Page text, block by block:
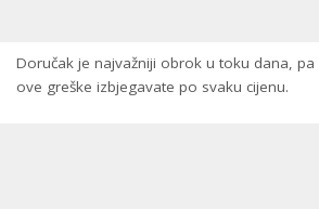
Doručak je najvažniji obrok u toku dana,
ove greške izbjegavate po svaku cijenu.